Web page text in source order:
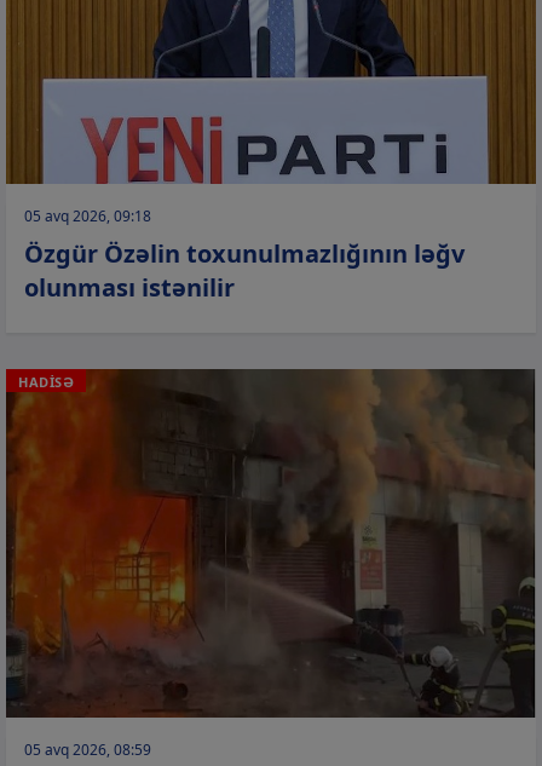
05 avq 2026, 09:18
Özgür Özəlin toxunulmazlığının ləğv
olunması istənilir
HADİSƏ
05 avq 2026, 08:59